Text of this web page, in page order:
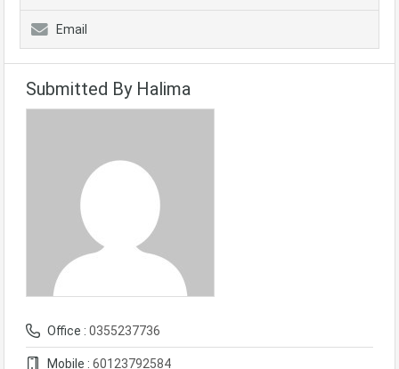
Email
Submitted By Halima
Office : 0355237736
Mobile : 60123792584